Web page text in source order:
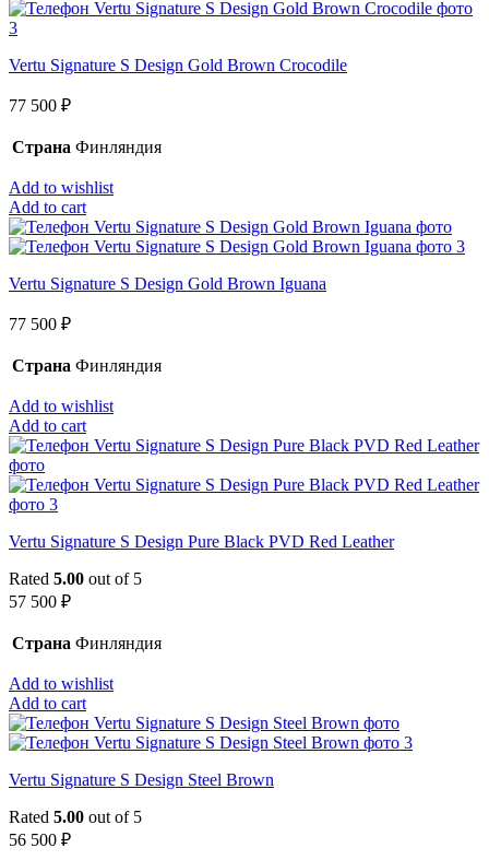
Vertu Signature S Design Gold Brown Crocodile
77 500 ₽
Страна Финляндия
Add to wishlist
Add to cart
Vertu Signature S Design Gold Brown Iguana
77 500 ₽
Страна Финляндия
Add to wishlist
Add to cart
Vertu Signature S Design Pure Black PVD Red Leather
Rated 5.00 out of 5
57 500 ₽
Страна Финляндия
Add to wishlist
Add to cart
Vertu Signature S Design Steel Brown
Rated 5.00 out of 5
56 500 ₽